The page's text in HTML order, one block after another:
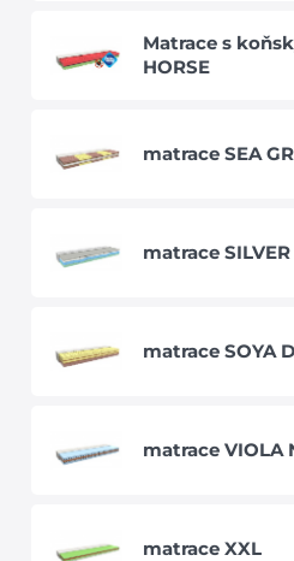
Matrace s
HORSE
matrace SEA
matrace
matrace SOYA
matrace VIOLA
matrace XXL